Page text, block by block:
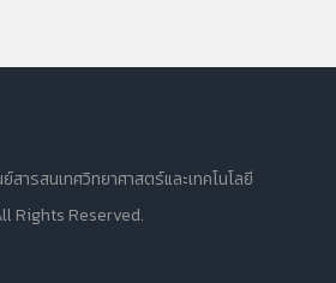
ารสนเทศวิทยาศาสตร์และเทคโนโลยี
Rights Reserved.